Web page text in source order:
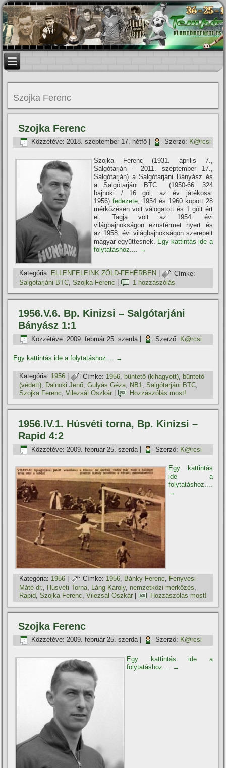
Szojka Ferenc
Szojka Ferenc
Közzétéve: 2018. szeptember 17. hétfő Szerző: K@rcsi
Szojka Ferenc (1931. április 7.,
Salgótarján – 2011. szeptember 17.,
Salgótarján) a Salgótarjáni Bányász és
a Salgótarjáni BTC (1950-66: 324
bajnoki / 16 gól; az év játékosa:
1956)fedezete, 1954 és 1960 köpött 28
mérkőzésen volt válogatott és 1 gólt ért
el. Tagja volt az 1954. évi
világbajnokságon ezüstérmet nyert és
az 1958. évi világbajnokságon szerepelt
magyar együttesnek. Egy kattintás ide a
folytatáshoz.... →
Kategória: ELLENFELEINK ZÖLD-FEHÉRBEN |
Címke:
Salgótarjáni BTC ,Szojka Ferenc 1 hozzászólás
1956.V.6. Bp. Kinizsi – Salgótarjáni
Bányász 1:1
Közzétéve: 2009. február 25. szerda Szerző: K@rcsi
Egy kattintás ide a folytatáshoz.... →
Kategória: 1956 | Címke: 1956 büntető (kihagyott)
büntető
(védett), Dalnoki Jenő,Gulyás Géza, NB1,Salgótarjáni BTC,
Szojka Ferenc ,Vilezsál Oszkár Hozzászólás most!
1956.IV.1. Húsvéti torna, Bp. Kinizsi –
Rapid 4:2
Közzétéve: 2009. február 25. szerda Szerző: K@rcsi
Egy kattintás
ide a
folytatáshoz....
→
Kategória: 1956 | Címke: 1956, Bánky Ferenc, Fenyvesi
Máté dr.
Húsvéti Torna Láng Károly, nemzetközi mérkőzés
Rapid,Szojka Ferenc,Vilezsál Oszkár Hozzászólás most!
Szojka Ferenc
Közzétéve: 2009. február 25. szerda| Szerző: K@rcsi
Egy kattintás ide a
folytatáshoz....
→